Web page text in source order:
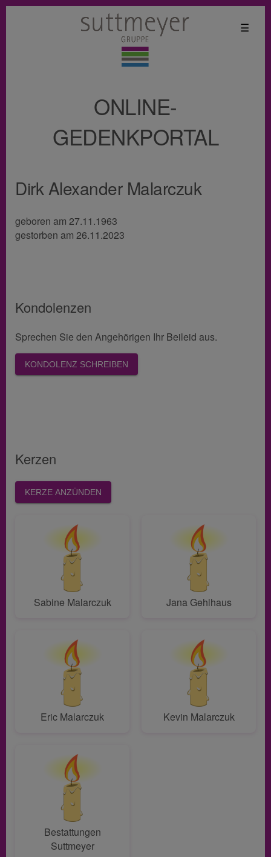
☰
ONLINE-
GEDENKPORTAL
Dirk Alexander Malarczuk
geboren am 27.11.1963
gestorben am 26.11.2023
Kondolenzen
Sprechen Sie den Angehörigen Ihr Beileid aus.
KONDOLENZ SCHREIBEN
Kerzen
KERZE ANZÜNDEN
Sabine Malarczuk Jana Gehlhaus
Eric Malarczuk Kevin Malarczuk
Bestattungen
Suttmeyer